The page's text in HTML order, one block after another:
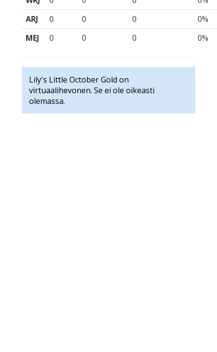
ARJ
0 0 0
0%
MEJ
0 0 0 0%
Lily's Little October Gold on
virtuaalihevonen. Se ei ole oikeasti
olemassa.